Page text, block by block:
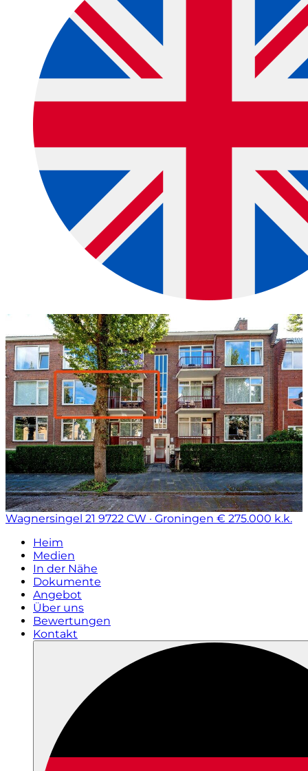
Wagnersingel 21 9722 CW · Groningen € 275.000 k.k.
Heim
Medien
In der Nähe
Dokumente
Angebot
Über uns
Bewertungen
Kontakt